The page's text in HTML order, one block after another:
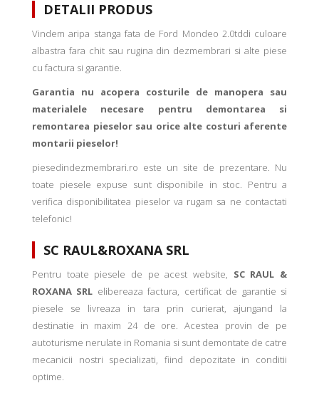
DETALII PRODUS
Vindem aripa stanga fata de Ford Mondeo 2.0tddi culoare
albastra fara chit sau rugina din dezmembrari si alte piese
cu factura si garantie.
Garantia nu acopera costurile de manopera sau
materialele necesare pentru demontarea si
remontarea pieselor sau orice alte costuri aferente
montarii pieselor!
piesedindezmembrari.ro este un site de prezentare. Nu
toate piesele expuse sunt disponibile in stoc. Pentru a
verifica disponibilitatea pieselor va rugam sa ne contactati
telefonic!
SC RAUL&ROXANA SRL
Pentru toate piesele de pe acest website, SC RAUL &
ROXANA SRL elibereaza factura, certificat de garantie si
piesele se livreaza in tara prin curierat, ajungand la
destinatie in maxim 24 de ore. Acestea provin de pe
autoturisme nerulate in Romania si sunt demontate de catre
mecanicii nostri specializati, fiind depozitate in conditii
optime.